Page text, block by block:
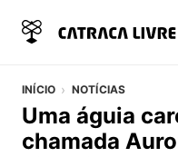
INÍCIO NOTÍCIAS
Uma águia
chamada